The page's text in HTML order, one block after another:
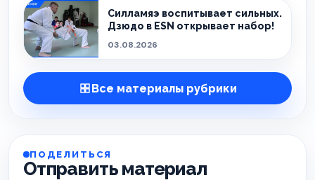
Силламяэ воспитывает сильных.
Дзюдо в ESN открывает набор!
03.08.2026
Все материалы рубрики
ПОДЕЛИТЬСЯ
Отправить материал